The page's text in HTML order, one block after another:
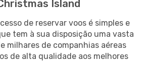
Island
de reservar voos é simples e
tem à sua disposição uma vasta
milhares de companhias aéreas
de alta qualidade aos melhores